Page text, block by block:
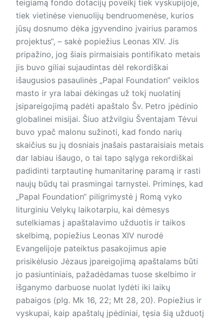
teigiamą fondo dotacijų poveikį tiek vyskupijoje,
tiek vietinėse vienuolijų bendruomenėse, kurios
jūsų dosnumo dėka įgyvendino įvairius paramos
pro­jektus“, – sakė popiežius Leonas XIV. Jis
pripažino, jog šiais pirmaisiais pontifikato metais
jis buvo giliai sujaudintas dėl rekordiškai
išaugusios pasaulinės „Papal Foundation“ veiklos
masto ir yra labai dėkingas už tokį nuolatinį
įsipareigojimą padėti apaštalo Šv. Petro įpėdinio
globalinei misijai. Šiuo atžvilgiu Šventajam Tėvui
buvo ypač malonu sužinoti, kad fondo narių
skaičius su jų dosniais įnašais pastaraisiais metais
dar labiau išaugo, o tai tapo sąlyga rekordiškai
padidinti tarptautinę humanitarinę paramą ir rasti
naujų būdų tai prasmingai tarnystei. Priminęs, kad
„Papal Foundation“ piligrimystė į Romą vyko
liturginiu Velykų laikotarpiu, kai dėmesys
sutelkiamas į apaštalavimo užduotis ir taikos
skelbimą, popiežius Leonas XIV nurodė
Evangelijoje pateiktus pasakojimus apie
prisikėlusio Jėzaus įpareigojimą apaštalams būti
jo pasiuntiniais, pažadėdamas tuose skelbimo ir
išganymo darbuose nuolat lydėti iki laikų
pabaigos (plg. Mk 16, 22; Mt 28, 20). Popiežius ir
vyskupai, kaip apaštalų įpėdiniai, tęsia šią užduotį